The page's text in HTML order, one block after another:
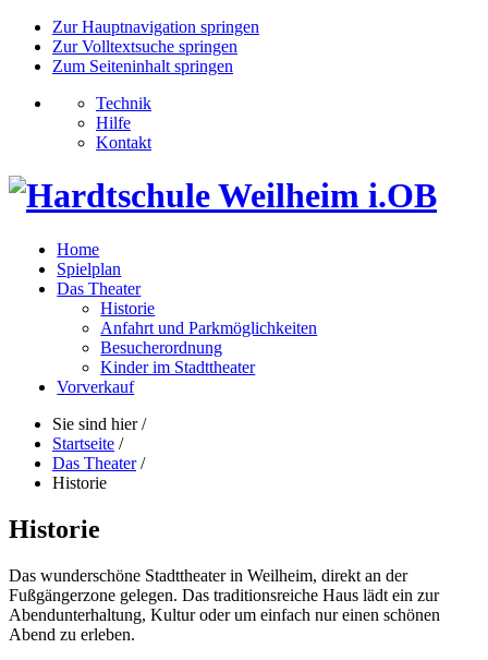
Zur Hauptnavigation springen
Zur Volltextsuche springen
Zum Seiteninhalt springen
Technik
Hilfe
Kontakt
Home
Spielplan
Das Theater
Historie
Anfahrt und Parkmöglichkeiten
Besucherordnung
Kinder im Stadttheater
Vorverkauf
Sie sind hier/
Startseite /
Das Theater /
Historie
Historie
Das wunderschöne Stadttheater in Weilheim, direkt an der
Fußgängerzone gelegen. Das traditionsreiche Haus lädt ein zur
Abendunterhaltung, Kultur oder um einfach nur einen schönen
Abend zu erleben.